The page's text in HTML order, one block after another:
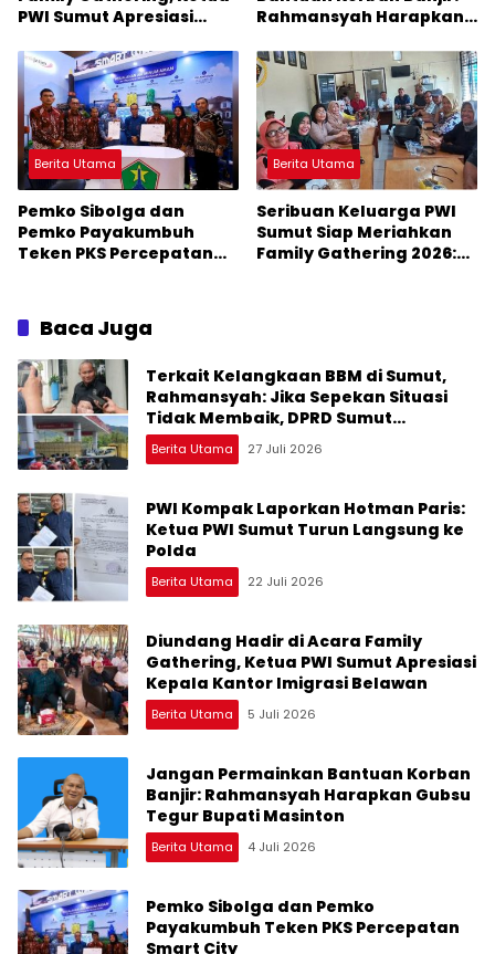
PWI Sumut Apresiasi
Belawan
Rahmansyah Harapkan
Masinton
Berita Utama
Pemko Sibolga dan
Pemko Payakumbuh
Teken PKS Percepatan
Berita Utama
Seribuan Keluarga PWI
Sumut Siap Meriahkan
Family Gathering 2026:
Baca Juga
Terkait Kelangkaan BBM di Sumut,
Rahmansyah: Jika Sepekan Situasi
Tidak Membaik, DPRD Sumut
Keluarkan Rekomendasi
Berita Utama 27 Juli 2026
PWI Kompak Laporkan Hotman Paris:
Ketua PWI Sumut Turun Langsung ke
Polda
Berita Utama 22 Juli 2026
Diundang Hadir di Acara Family
Gathering, Ketua PWI Sumut Apresiasi
Kepala Kantor Imigrasi Belawan
Berita Utama 5 Juli 2026
Jangan Permainkan Bantuan Korban
Banjir: Rahmansyah Harapkan Gubsu
Tegur Bupati Masinton
Berita Utama 4 Juli 2026
Pemko Sibolga dan Pemko
Payakumbuh Teken PKS Percepatan
Smart City